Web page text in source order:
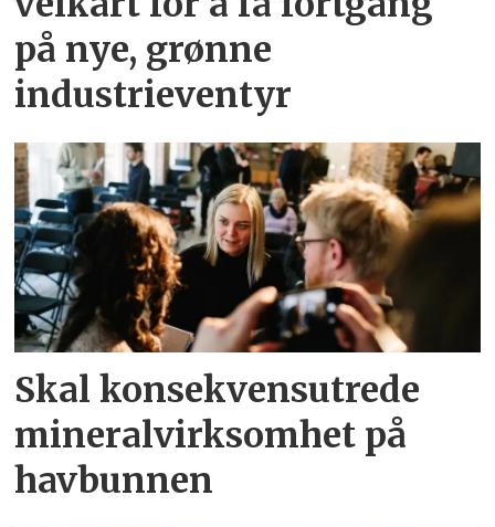
på nye, grønne
industrieventyr
Skal konsekvensutrede
mineralvirksomhet på
havbunnen